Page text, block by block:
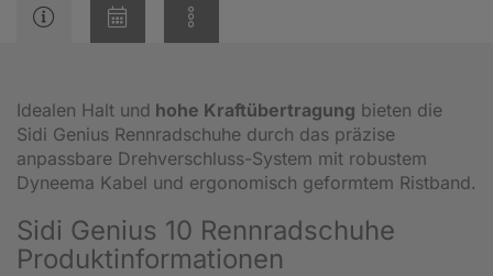
Idealen Halt und hohe Kraftübertragung bieten die
Sidi Genius Rennradschuhe durch das präzise
anpassbare Drehverschluss-System mit robustem
Dyneema Kabel und ergonomisch geformtem Ristband.
Sidi Genius 10 Rennradschuhe
Produktinformationen